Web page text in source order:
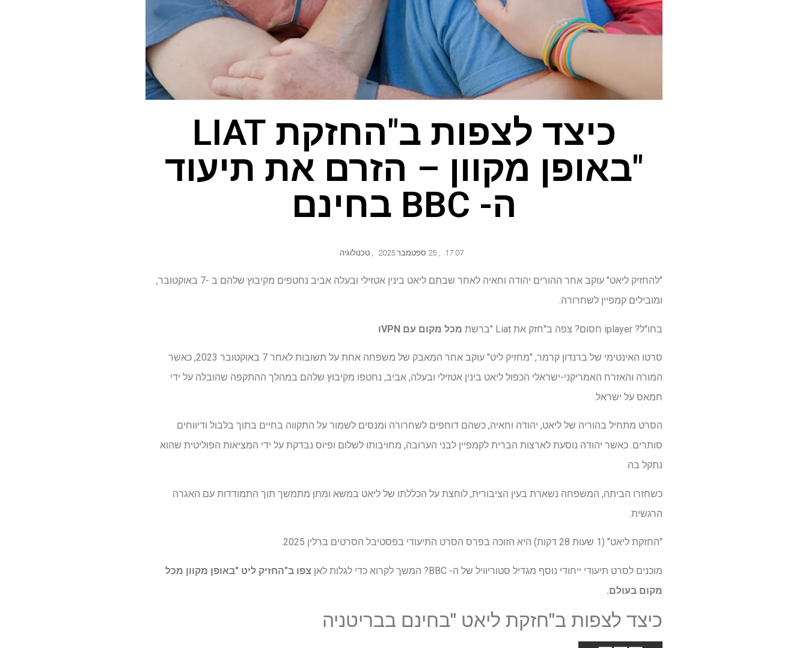
כיצד לצפות ב"החזקת LIAT
"באופן מקוון – הזרם את תיעוד
ה- BBC בחינם
17:07
,
, טכנולוגיה
"להחזיק ליאט" עוקב אחר ההורים יהודה וחאיה לאחר שבתם ליאט בינין אטזילי ובעלה אביב נחטפים מקיבוץ שלהם ב -7 באוקטובר,
ומובילים קמפיין לשחרורה.
בחו"ל? iplayer חסום? צפה ב"חזק את Liat "ברשת מכל מקום עם VPN ו
סרטו האינטימי של ברנדון קרמר, "מחזיק ליט" עוקב אחר המאבק של משפחה אחת על תשובות לאחר 7 באוקטובר 2023, כאשר
המורה והאזרח האמריקני-ישראלי הכפול ליאט בינין אטזילי ובעלה, אביב, נחטפו מקיבוץ שלהם במהלך ההתקפה שהובלה על ידי
חמאס על ישראל.
הסרט מתחיל בהוריה של ליאט, יהודה וחאיה, כשהם דוחפים לשחרורה ומנסים לשמור על התקווה בחיים בתוך בלבול ודיווחים
סותרים. כאשר יהודה נוסעת לארצות הברית לקמפיין לבני הערובה, מחויבותו לשלום ופיוס נבדקת על ידי המציאות הפוליטית שהוא
נתקל בה.
כשחזרו הביתה, המשפחה נשארת בעין הציבורית, לוחצת על הכללתו של ליאט במשא ומתן מתמשך תוך התמודדות עם האגרה
הרגשית.
"החזקת ליאט" (1 שעות 28 דקות) היא הזוכה בפרס הסרט התיעודי בפסטיבל הסרטים ברלין 2025.
מוכנים לסרט תיעודי ייחודי נוסף מגדיל סטוריוויל של ה- BBC? המשך לקרוא כדי לגלות לאן
צפו ב"החזיק ליט "באופן מקוון מכל
מקום בעולם.
כיצד לצפות ב"חזקת ליאט "בחינם בבריטניה